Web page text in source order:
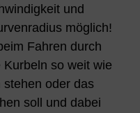
und
möglich!
Fahren durch
so weit wie
oder das
soll und dabei